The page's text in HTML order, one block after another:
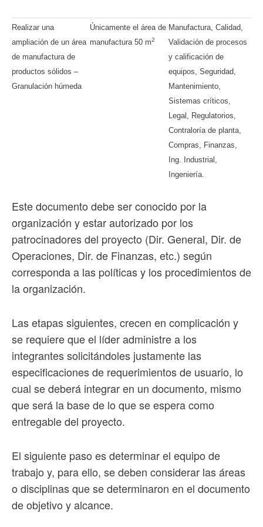
Realizar una
ampliación de un área
de manufactura de
productos sólidos –
Granulación húmeda
Únicamente el área de
manufactura 50 m2
Manufactura, Calidad,
Validación de procesos
y calificación de
equipos, Seguridad,
Mantenimiento,
Sistemas críticos,
Legal, Regulatorios,
Contraloría de planta,
Compras, Finanzas,
Ing. Industrial,
Ingeniería.
Este documento debe ser conocido por la
organización y estar autorizado por los
patrocinadores del proyecto (Dir. General, Dir. de
Operaciones, Dir. de Finanzas, etc.) según
corresponda a las políticas y los procedimientos de
la organización.
Las etapas siguientes, crecen en complicación y
se requiere que el líder administre a los
integrantes solicitándoles justamente las
especificaciones de requerimientos de usuario, lo
cual se deberá integrar en un documento, mismo
que será la base de lo que se espera como
entregable del proyecto.
El siguiente paso es determinar el equipo de
trabajo y, para ello, se deben considerar las áreas
o disciplinas que se determinaron en el documento
de objetivo y alcance.